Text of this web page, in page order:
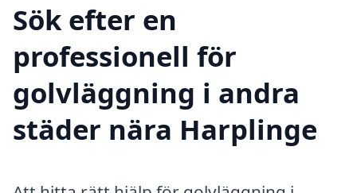
Sök efter en
professionell för
golvläggning i andra
städer nära Harplinge